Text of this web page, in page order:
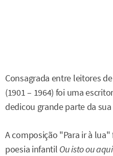
Consagrada entre leitores
(1901 – 1964) foi uma
dedicou grande parte da
A composição "Para ir à
poesia infantil Ou isto ou